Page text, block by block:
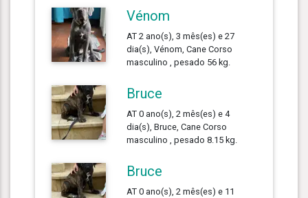
Vénom
AT 2 ano(s), 3 mês(es) e 27
dia(s), Vénom, Cane Corso
masculino , pesado 56 kg.
Bruce
AT 0 ano(s), 2 mês(es) e 4
dia(s), Bruce, Cane Corso
masculino , pesado 8.15 kg.
Bruce
AT 0 ano(s), 2 mês(es) e 11